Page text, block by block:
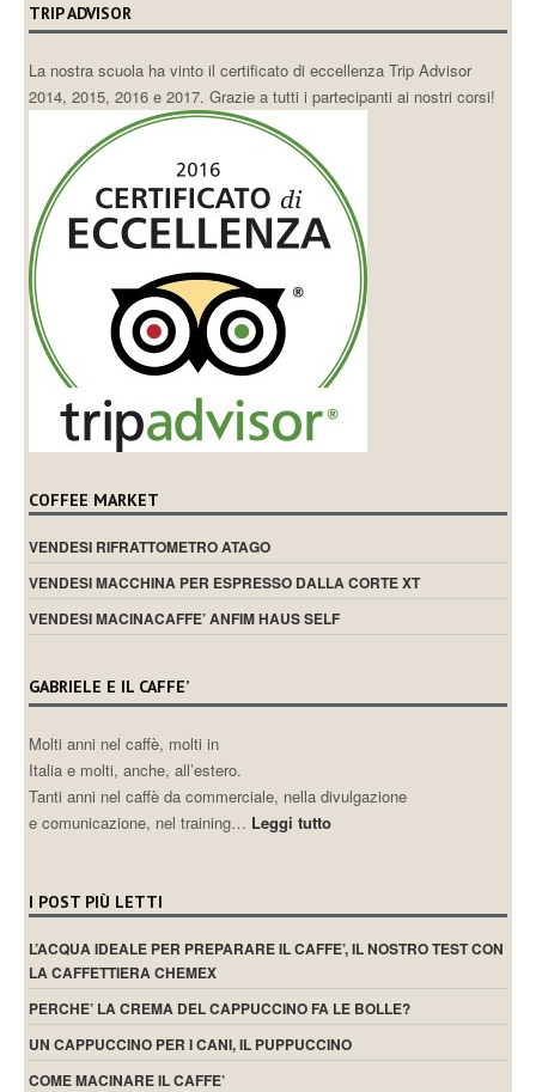
TRIP ADVISOR
La nostra scuola ha vinto il certificato di eccellenza Trip Advisor
2014, 2015, 2016 e 2017. Grazie a tutti i partecipanti ai nostri corsi!
COFFEE MARKET
VENDESI RIFRATTOMETRO ATAGO
VENDESI MACCHINA PER ESPRESSO DALLA CORTE XT
VENDESI MACINACAFFE’ ANFIM HAUS SELF
GABRIELE E IL CAFFE’
Molti anni nel caffè, molti in
Italia e molti, anche, all’estero.
Tanti anni nel caffè da commerciale, nella divulgazione
e comunicazione, nel training… Leggi tutto
I POST PIÙ LETTI
L’ACQUA IDEALE PER PREPARARE IL CAFFE’, IL NOSTRO TEST CON
LA CAFFETTIERA CHEMEX
PERCHE’ LA CREMA DEL CAPPUCCINO FA LE BOLLE?
UN CAPPUCCINO PER I CANI, IL PUPPUCCINO
COME MACINARE IL CAFFE’